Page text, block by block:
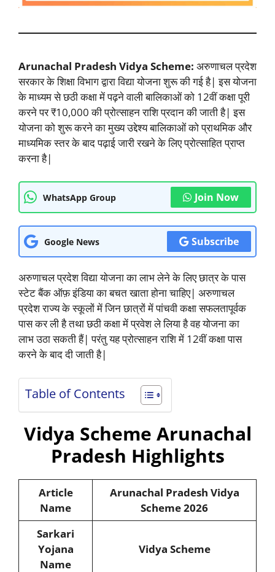
Arunachal Pradesh Vidya Scheme: अरुणाचल प्रदेश
सरकार के शिक्षा विभाग द्वारा विद्या योजना शुरू की गई है| इस योजना
के माध्यम से छठी कक्षा में पढ़ने वाली बालिकाओं को 12वीं कक्षा पूरी
करने पर ₹10,000 की प्रोत्साहन राशि प्रदान की जाती है| इस
योजना को शुरू करने का मुख्य उद्देश्य बालिकाओं को प्राथमिक और
माध्यमिक स्तर के बाद पढ़ाई जारी रखने के लिए प्रोत्साहित प्राप्त
करना है|
WhatsApp Group Join Now
Google News Subscribe
अरुणाचल प्रदेश विद्या योजना का लाभ लेने के लिए छात्र के पास
स्टेट बैंक ऑफ़ इंडिया का बचत खाता होना चाहिए| अरुणाचल
प्रदेश राज्य के स्कूलों में जिन छात्रों में पांचवी कक्षा सफलतापूर्वक
पास कर ली है तथा छठी कक्षा में प्रवेश ले लिया है वह योजना का
लाभ उठा सकती हैं| परंतु यह प्रोत्साहन राशि में 12वीं कक्षा पास
करने के बाद दी जाती है|
Table of Contents
Vidya Scheme Arunachal
Pradesh Highlights
Article
Name
Arunachal Pradesh Vidya
Scheme2026
Sarkari
Yojana
Name
Vidya Scheme